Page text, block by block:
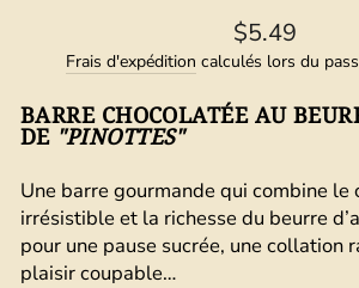
Prix
régulier
$5.49
Frais d'expédition calculés lors du
BARRE CHOCOLATÉE AU
DE "PINOTTES"
Une barre gourmande qui combine le
irrésistible et la richesse du beurre
pour une pause sucrée, une collation
plaisir coupable…